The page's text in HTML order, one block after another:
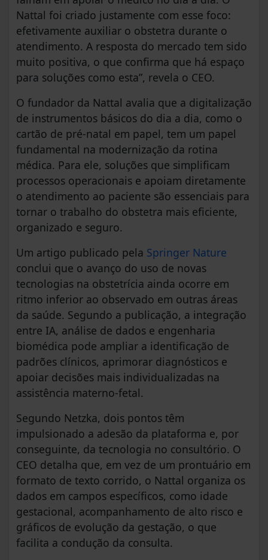
Nattal foi criado justamente com esse foco:
efetivamente auxiliar o obstetra durante o
atendimento. A resposta do mercado tem sido
muito positiva, o que confirma que há espaço
para soluções como esta”, revela o CEO.
O fundador da Nattal avalia que a digitalização
de instrumentos básicos do dia a dia, como o
cartão de pré-natal em papel, tem um papel
fundamental na modernização da rotina
médica. Para ele, soluções que simplificam
processos operacionais e apoiam diretamente
o atendimento ao paciente são essenciais para
tornar o trabalho do obstetra mais eficiente,
organizado e seguro.
Um artigo publicado pela Springer Nature
conclui que o avanço do uso de novas
tecnologias na obstetrícia ainda ocorre em
ritmo inferior ao observado em outras áreas
da saúde. Segundo a publicação, a integração
entre IA, análise de dados e engenharia
biomédica pode ampliar a identificação de
padrões clínicos, aprimorar diagnósticos e
apoiar decisões mais individualizadas na
assistência materno-fetal.
Segundo Netzka, dois pontos têm
impulsionado a adesão da plataforma e, por
conseguinte, da tecnologia no consultório. O
CEO detalha que, em vez de um prontuário em
formato de texto corrido, o Nattal organiza os
dados em campos específicos, como idade
gestacional, acompanhamento de alto risco e
gráficos de evolução da gestação, o que
facilita a condução da consulta.